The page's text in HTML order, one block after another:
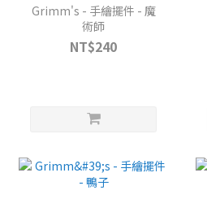
Grimm's - 手繪擺件 - 魔
術師
NT$240